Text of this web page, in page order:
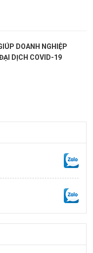
DOANH NGHIỆP
DỊCH COVID-19